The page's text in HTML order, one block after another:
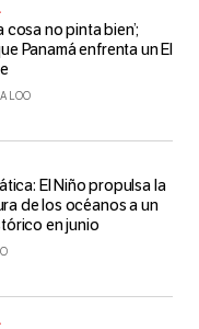
cosa no pinta bien’;
Panamá enfrenta un El
LOO
El Niño propulsa la
de los océanos a un
en junio